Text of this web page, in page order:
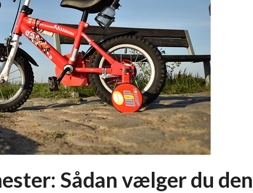
Sådan vælger du den